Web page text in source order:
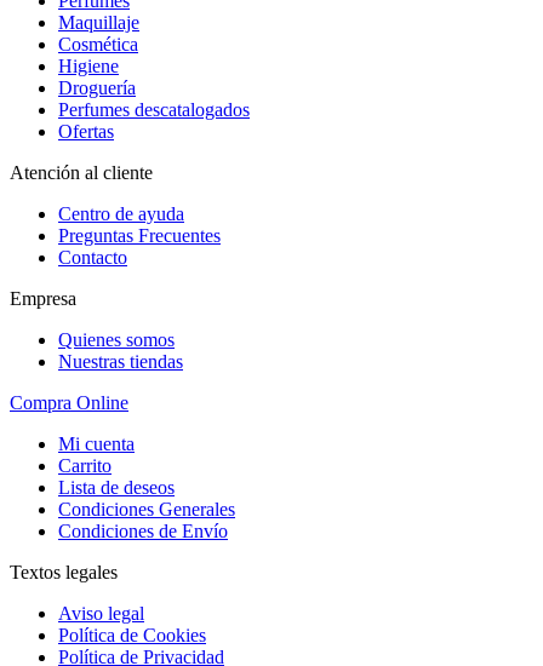
Maquillaje
Cosmética
Higiene
Droguería
Perfumes descatalogados
Ofertas
Atención al cliente
Centro de ayuda
Preguntas Frecuentes
Contacto
Empresa
Quienes somos
Nuestras tiendas
Compra Online
Mi cuenta
Carrito
Lista de deseos
Condiciones Generales
Condiciones de Envío
Textos legales
Aviso legal
Política de Cookies
Política de Privacidad